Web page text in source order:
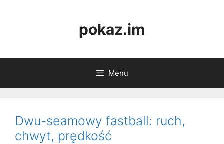
pokaz.im
Menu
Dwu-seamowy fastball: ruch,
chwyt, prędkość